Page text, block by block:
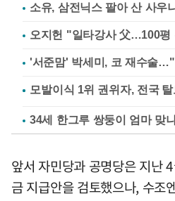
소유, 삼전닉스 팔아 산 사우
오지헌 "일타강사 父…100평
'서준맘' 박세미, 코 재수술
34세 한그루 쌍둥이 엄마 맞
앞서 자민당과 공명당은 지난
금 지급안을 검토했으나, 수조